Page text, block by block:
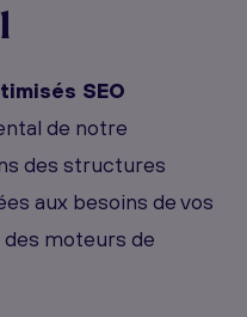
SEO
de notre
des structures
aux besoins de vos
moteurs de